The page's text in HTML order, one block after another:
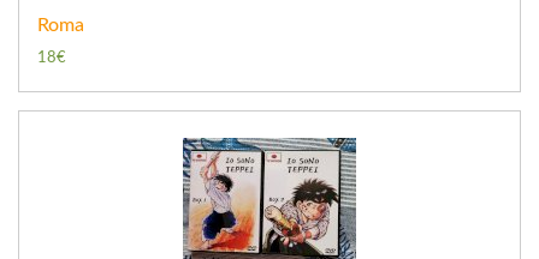
Roma
18€